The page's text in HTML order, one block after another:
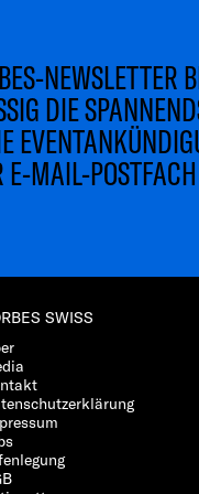
NEWSLETTER
DIE
MAIL-
SWISS